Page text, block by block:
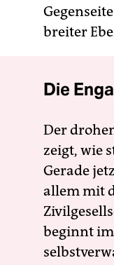
breiter
Die
Der
zeigt, wie
Gerade
allem mit
beginnt